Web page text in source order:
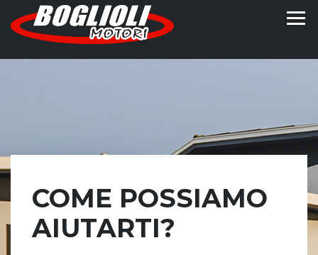
COME POSSIAMO
AIUTARTI?